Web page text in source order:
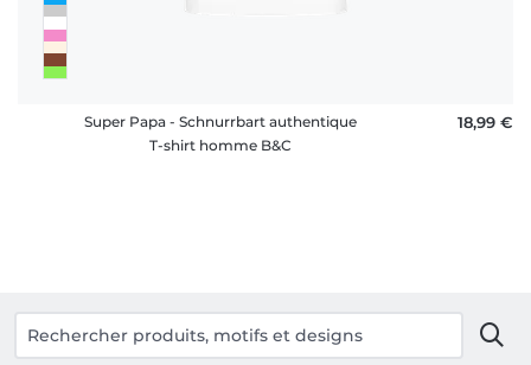
Super Papa - Schnurrbart authentique
T-shirt homme B&C
18,99 €